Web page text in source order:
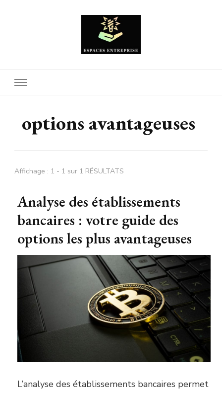
options avantageuses
Affichage : 1 - 1 sur 1 RÉSULTATS
Analyse des établissements
bancaires : votre guide des
options les plus avantageuses
L’analyse des établissements bancaires permet